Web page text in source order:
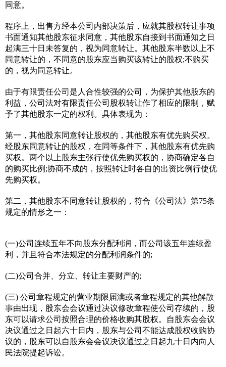
同意。
程序上，出售方经本公司内部决策后，应就其股权转让事项
书面通知其他股东征求同意，其他股东自接到书面通知之日
起满三十日未答复的，视为同意转让。其他股东半数以上不
同意转让的，不同意的股东应当购买该转让的股权;不购买
的，视为同意转让。
由于有限责任公司是人合性较强的公司，为保护其他股东的
利益，公司法对有限责任公司股权转让作了相应的限制，赋
予了其他股东一定的权利。具体表现为：
第一，其他股东同意转让股权的，其他股东有优先购买权。
经股东同意转让的股权，在同等条件下，其他股东有优先购
买权。两个以上股东主张行使优先购买权的，协商确定各自
的购买比例;协商不成的，按照转让时各自的出资比例行使优
先购买权。
第二，其他股东不同意转让股权的，符合《公司法》第75条
规定的情形之一：
(一)公司连续五年不向股东分配利润，而公司该五年连续盈
利，并且符合本法规定的分配利润条件的;
(二)公司合并、分立、转让主要财产的;
(三) 公司章程规定的营业期限届满或者章程规定的其他解散
事由出现，股东会会议通过决议修改章程使公司存续的，股
东可以请求公司按照合理的价格收购其股权。自股东会会议
决议通过之日起六十日内，股东与公司不能达成股权收购协
议的，股东可以自股东会会议决议通过之日起九十日内向人
民法院提起诉讼。